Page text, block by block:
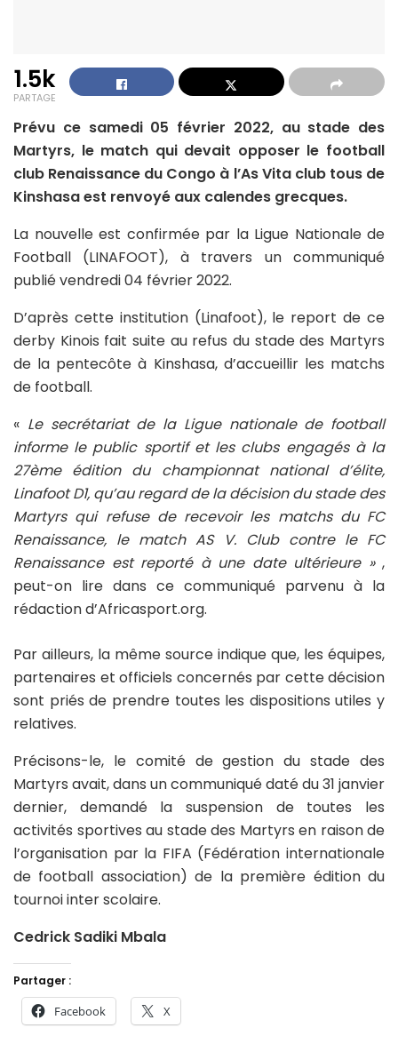
1.5k
PARTAGE
Prévu ce samedi 05 février 2022, au stade des
Martyrs, le match qui devait opposer le football
club Renaissance du Congo à l’As Vita club tous de
Kinshasa est renvoyé aux calendes grecques.
La nouvelle est confirmée par la Ligue Nationale de
Football (LINAFOOT), à travers un communiqué
publié vendredi 04 février 2022.
D’après cette institution (Linafoot), le report de ce
derby Kinois fait suite au refus du stade des Martyrs
de la pentecôte à Kinshasa, d’accueillir les matchs
de football.
« Le secrétariat de la Ligue nationale de football
informe le public sportif et les clubs engagés à la
27ème édition du championnat national d’élite,
Linafoot D1, qu’au regard de la décision du stade des
Martyrs qui refuse de recevoir les matchs du FC
Renaissance, le match AS V. Club contre le FC
Renaissance est reporté à une date ultérieure » ,
peut-on lire dans ce communiqué parvenu à la
rédaction d’Africasport.org.
Par ailleurs, la même source indique que, les équipes,
partenaires et officiels concernés par cette décision
sont priés de prendre toutes les dispositions utiles y
relatives.
Précisons-le, le comité de gestion du stade des
Martyrs avait, dans un communiqué daté du 31 janvier
dernier, demandé la suspension de toutes les
activités sportives au stade des Martyrs en raison de
l’organisation par la FIFA (Fédération internationale
de football association) de la première édition du
tournoi inter scolaire.
Cedrick Sadiki Mbala
Partager :
Facebook X